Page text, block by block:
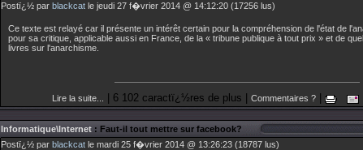
Postï¿½ par blackcat le jeudi 27 f�vrier 2014 @ 14:12:20 (17256 lus)
Ce texte est relayé car il présente un intérêt certain pour la compréhension de l'état de
pour sa critique, applicable aussi en France, de la « tribune publique à tout prix » et de
livres sur l'anarchisme.
Lire la suite... | 6 102 caractï¿½res de plus | Commentaires ?| :
Informatique\Internet : Faut-il tout mettre sur facebook?
Postï¿½ par blackcat le mardi 25 f�vrier 2014 @ 13:26:23 (18787 lus)